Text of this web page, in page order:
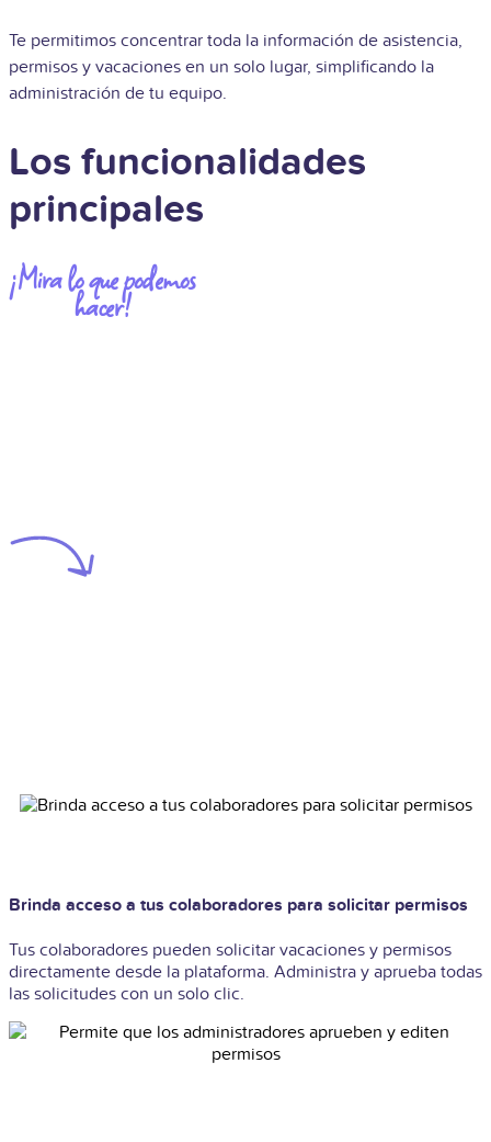
Te permitimos concentrar toda la información de asistencia,
permisos y vacaciones en un solo lugar, simplificando la
administración de tu equipo.
Los funcionalidades
principales
¡Mira lo que podemos
hacer!
Brinda acceso a tus colaboradores para solicitar permisos
Tus colaboradores pueden solicitar vacaciones y permisos
directamente desde la plataforma. Administra y aprueba todas
las solicitudes con un solo clic.